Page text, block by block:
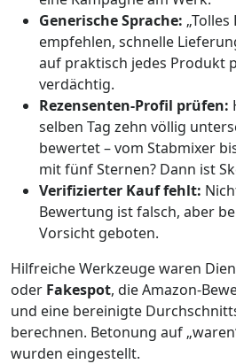
Generische Sprache:
empfehlen, schnelle
auf praktisch jedes Produkt
verdächtig.
Rezensenten-Profil prüfen:
selben Tag zehn völlig
bewertet – vom Stabmixer
mit fünf Sternen? Dann ist
Verifizierter Kauf fehlt:
Bewertung ist falsch, aber
Vorsicht geboten.
Hilfreiche Werkzeuge waren
oder Fakespot, die Amazon-
und eine bereinigte
berechnen. Betonung auf
wurden eingestellt.